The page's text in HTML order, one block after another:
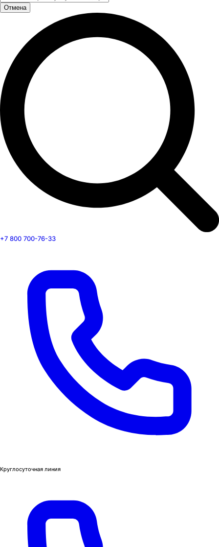
Отмена
+7 800 700-76-33
Круглосуточная линия